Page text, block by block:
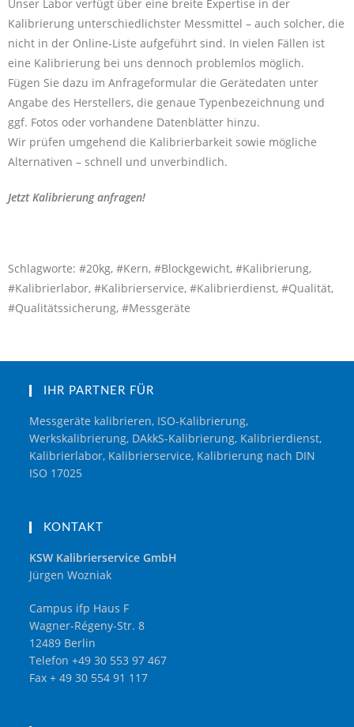
Unser Labor verfügt über eine breite Expertise in der
Kalibrierung unterschiedlichster Messmittel – auch solcher, die
nicht in der Online-Liste aufgeführt sind. In vielen Fällen ist
eine Kalibrierung bei uns dennoch problemlos möglich.
Fügen Sie dazu im Anfrageformular die Gerätedaten unter
Angabe des Herstellers, die genaue Typenbezeichnung und
ggf. Fotos oder vorhandene Datenblätter hinzu.
Wir prüfen umgehend die Kalibrierbarkeit sowie mögliche
Alternativen – schnell und unverbindlich.
Jetzt Kalibrierung anfragen!
Schlagworte: #20kg, #Kern, #Blockgewicht, #Kalibrierung,
#Kalibrierlabor, #Kalibrierservice, #Kalibrierdienst, #Qualität,
#Qualitätssicherung, #Messgeräte
IHR PARTNER FÜR
Messgeräte kalibrieren, ISO-Kalibrierung,
Werkskalibrierung, DAkkS-Kalibrierung, Kalibrierdienst,
Kalibrierlabor, Kalibrierservice, Kalibrierung nach DIN
ISO 17025
KONTAKT
KSW Kalibrierservice GmbH
Jürgen Wozniak
Campus ifp Haus F
Wagner-Régeny-Str. 8
12489 Berlin
Telefon +49 30 553 97 467
Fax + 49 30 554 91 117